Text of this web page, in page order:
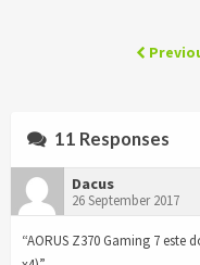
11 Responses
Dacus
26 September 2017
“AORUS Z370 Gaming 7 este